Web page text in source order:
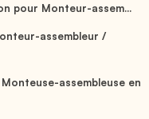
pour Monteur-assem...
assembleur /
assembleuse en